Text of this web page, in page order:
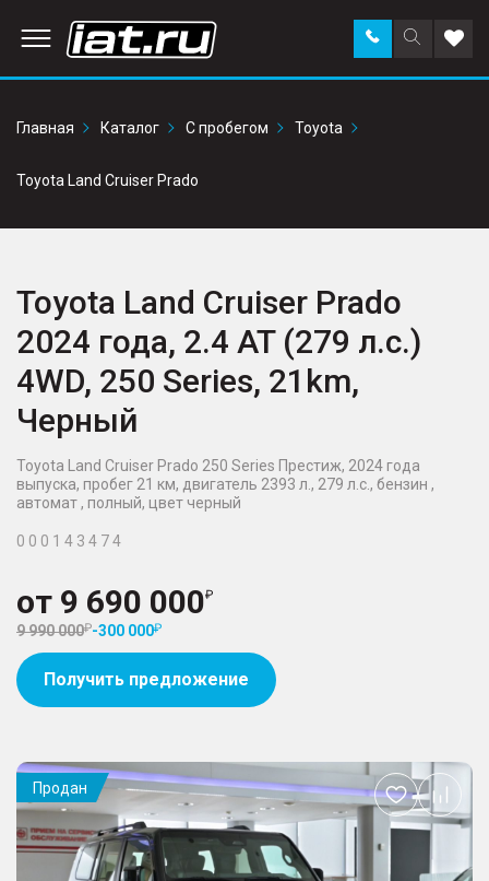
Поиск
по
Заказать
звонок в
Главная
Каталог С пробегом Toyota
Toyota Land Cruiser Prado
Toyota Land Cruiser Prado
2024 года, 2.4 AT (279 л.с.)
4WD, 250 Series, 21km,
Черный
Toyota Land Cruiser Prado 250 Series Престиж, 2024 года
выпуска, пробег 21 км, двигатель 2393 л., 279 л.с., бензин ,
автомат , полный, цвет черный
0 0 0 1 4 3 4 7 4
от 9 690 000
9 990 000 -300 000
Получить предложение
Продан
Добавить
в